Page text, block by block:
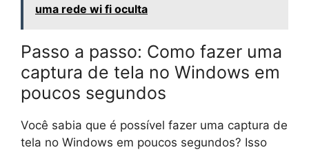
uma rede wi fi oculta
Passo a passo: Como fazer uma
captura de tela no Windows em
poucos segundos
Você sabia que é possível fazer uma captura de
tela no Windows em poucos segundos? Isso